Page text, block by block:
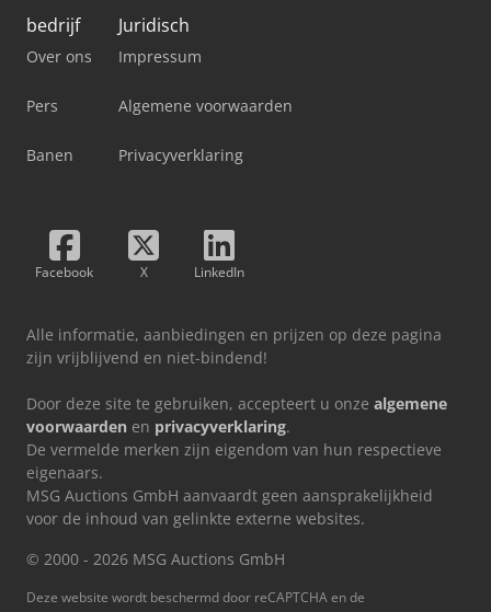
bedrijf
Over ons
Pers
Banen
Juridisch
Impressum
Algemene voorwaarden
Privacyverklaring
Facebook X LinkedIn
Alle informatie, aanbiedingen en prijzen op deze pagina
zijn vrijblijvend en niet-bindend!
Door deze site te gebruiken, accepteert u onze algemene
voorwaarden en privacyverklaring.
De vermelde merken zijn eigendom van hun respectieve
eigenaars.
MSG Auctions GmbH aanvaardt geen aansprakelijkheid
voor de inhoud van gelinkte externe websites.
© 2000 - 2026 MSG Auctions GmbH
Deze website wordt beschermd door reCAPTCHA en de